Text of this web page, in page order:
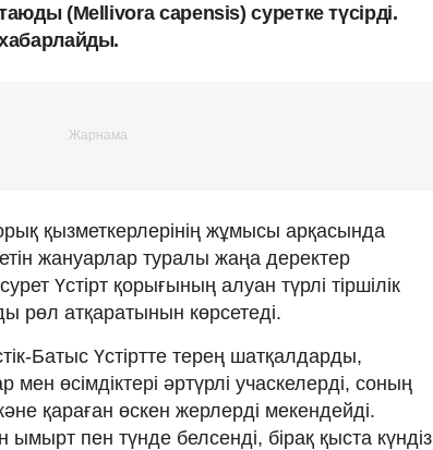
(Mellivora capensis) суретке түсірді.
қызметкерлерінің жұмысы арқасында
жануарлар туралы жаңа деректер
Үстірт қорығының алуан түрлі тіршілік
рөл атқаратынын көрсетеді.
Батыс Үстіртте терең шатқалдарды,
өсімдіктері әртүрлі учаскелерді, соның
қараған өскен жерлерді мекендейді.
пен түнде белсенді, бірақ қыста күндіз